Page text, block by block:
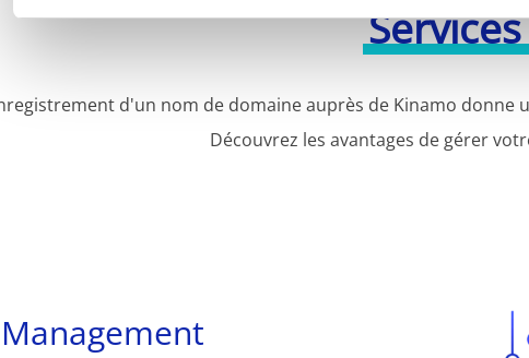
d'un nom de domaine auprès de Kinamo donne
Découvrez les avantages de gérer